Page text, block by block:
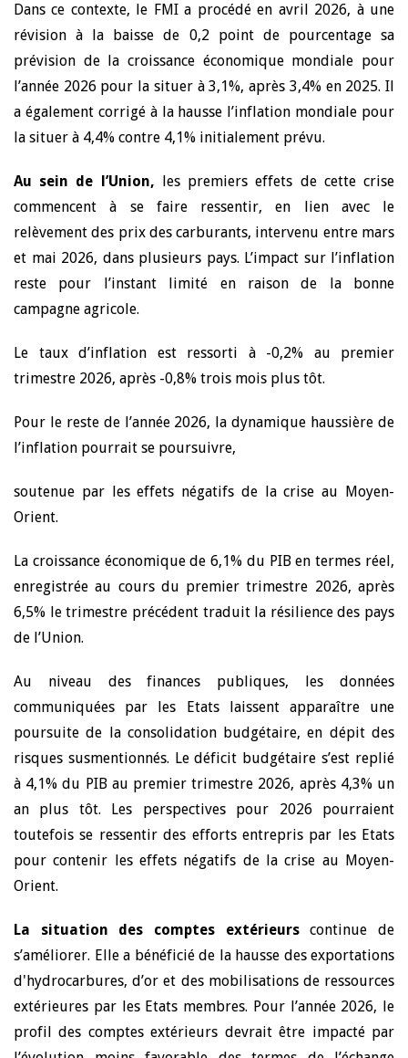
Dans ce contexte, le FMI a procédé en avril 2026, à une
révision à la baisse de 0,2 point de pourcentage sa
prévision de la croissance économique mondiale pour
l’année 2026 pour la situer à 3,1%, après 3,4% en 2025. Il
a également corrigé à la hausse l’inflation mondiale pour
la situer à 4,4% contre 4,1% initialement prévu.
Au sein de l’Union, les premiers effets de cette crise
commencent à se faire ressentir, en lien avec le
relèvement des prix des carburants, intervenu entre mars
et mai 2026, dans plusieurs pays. L’impact sur l’inflation
reste pour l’instant limité en raison de la bonne
campagne agricole.
Le taux d’inflation est ressorti à -0,2% au premier
trimestre 2026, après -0,8% trois mois plus tôt.
Pour le reste de l’année 2026, la dynamique haussière de
l’inflation pourrait se poursuivre,
soutenue par les effets négatifs de la crise au Moyen-
Orient.
La croissance économique de 6,1% du PIB en termes réel,
enregistrée au cours du premier trimestre 2026, après
6,5% le trimestre précédent traduit la résilience des pays
de l’Union.
Au niveau des finances publiques, les données
communiquées par les Etats laissent apparaître une
poursuite de la consolidation budgétaire, en dépit des
risques susmentionnés. Le déficit budgétaire s’est replié
à 4,1% du PIB au premier trimestre 2026, après 4,3% un
an plus tôt. Les perspectives pour 2026 pourraient
toutefois se ressentir des efforts entrepris par les Etats
pour contenir les effets négatifs de la crise au Moyen-
Orient.
La situation des comptes extérieurscontinue de
s’améliorer. Elle a bénéficié de la hausse des exportations
d'hydrocarbures, d’or et des mobilisations de ressources
extérieures par les Etats membres. Pour l’année 2026, le
profil des comptes extérieurs devrait être impacté par